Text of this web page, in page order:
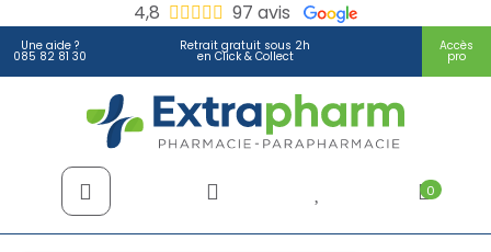
4,8 97 avis
Une aide ?
085 82 81 30
Retrait gratuit sous 2h
en Click & Collect
Accès
pro
Extrapharm Votre
0